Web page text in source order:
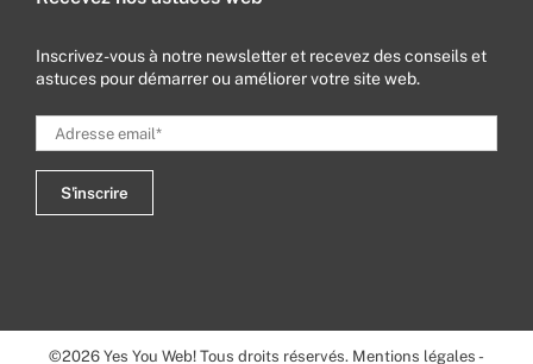
Inscrivez-vous à notre newsletter et recevez des conseils et
astuces pour démarrer ou améliorer votre site web.
©2026 Yes You Web! Tous droits réservés. Mentions légales -